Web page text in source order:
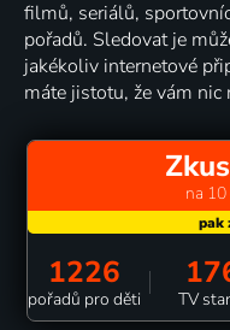
filmů, seriálů,
pořadů. Sledovat je
jakékoliv internetové
máte jistotu, že vám nic
na 10
1226
pořadů pro děti TV